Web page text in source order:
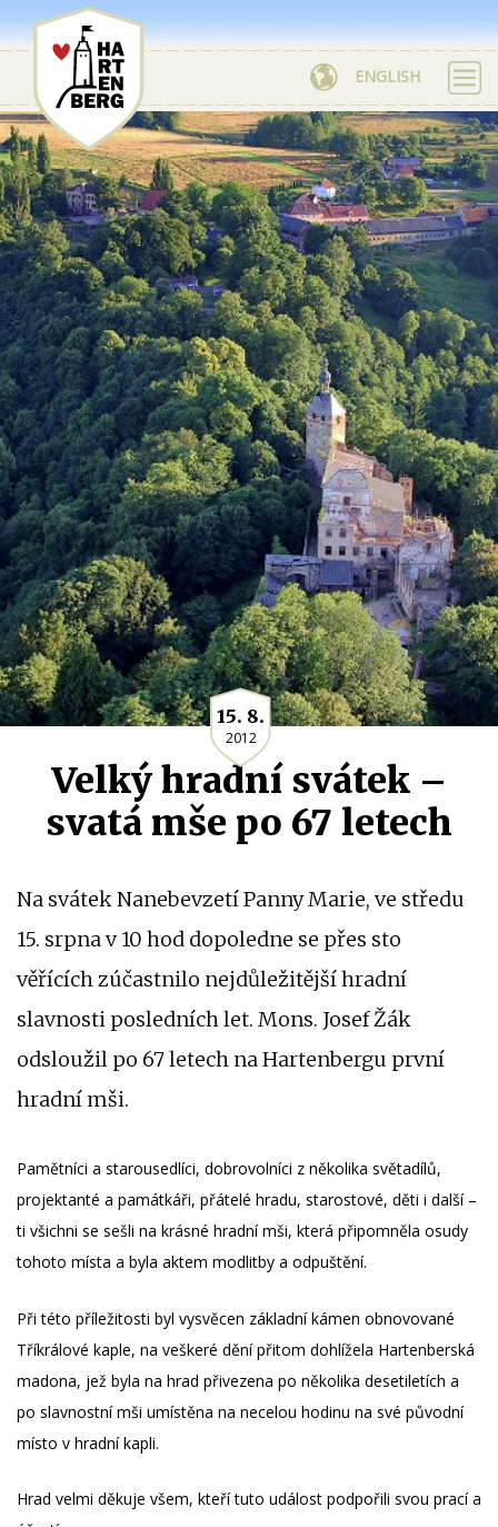
15. 8.
2012
Velký hradní svátek –
svatá mše po 67 letech
Na svátek Nanebevzetí Panny Marie, ve středu
15. srpna v 10 hod dopoledne se přes sto
věřících zúčastnilo nejdůležitější hradní
slavnosti posledních let. Mons. Josef Žák
odsloužil po 67 letech na Hartenbergu první
hradní mši.
Pamětníci a starousedlíci, dobrovolníci z několika světadílů,
projektanté a památkáři, přátelé hradu, starostové, děti i další –
ti všichni se sešli na krásné hradní mši, která připomněla osudy
tohoto místa a byla aktem modlitby a odpuštění.
Při této příležitosti byl vysvěcen základní kámen obnovované
Tříkrálové kaple, na veškeré dění přitom dohlížela Hartenberská
madona, jež byla na hrad přivezena po několika desetiletích a
po slavnostní mši umístěna na necelou hodinu na své původní
místo v hradní kapli.
Hrad velmi děkuje všem, kteří tuto událost podpořili svou prací a
ENGLISH